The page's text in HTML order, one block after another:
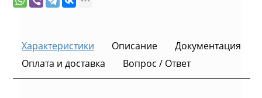
Характеристики Описание
Документация
Оплата и доставка
Вопрос / Ответ